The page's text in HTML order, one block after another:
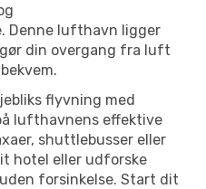
Denne lufthavn ligger
din overgang fra luft
flyvning med
lufthavnens effektive
shuttlebusser eller
hotel eller udforske
forsinkelse. Start dit